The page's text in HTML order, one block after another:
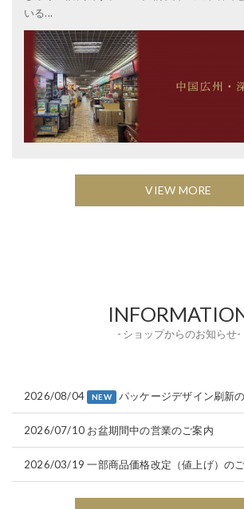
いる...
VIEW MORE
- ショップからのお知らせ-
2026/08/04 NEW パッケージデザイン刷新
2026/07/10 お盆期間中の営業のご案内
2026/03/19 一部商品価格改定（値上げ）の